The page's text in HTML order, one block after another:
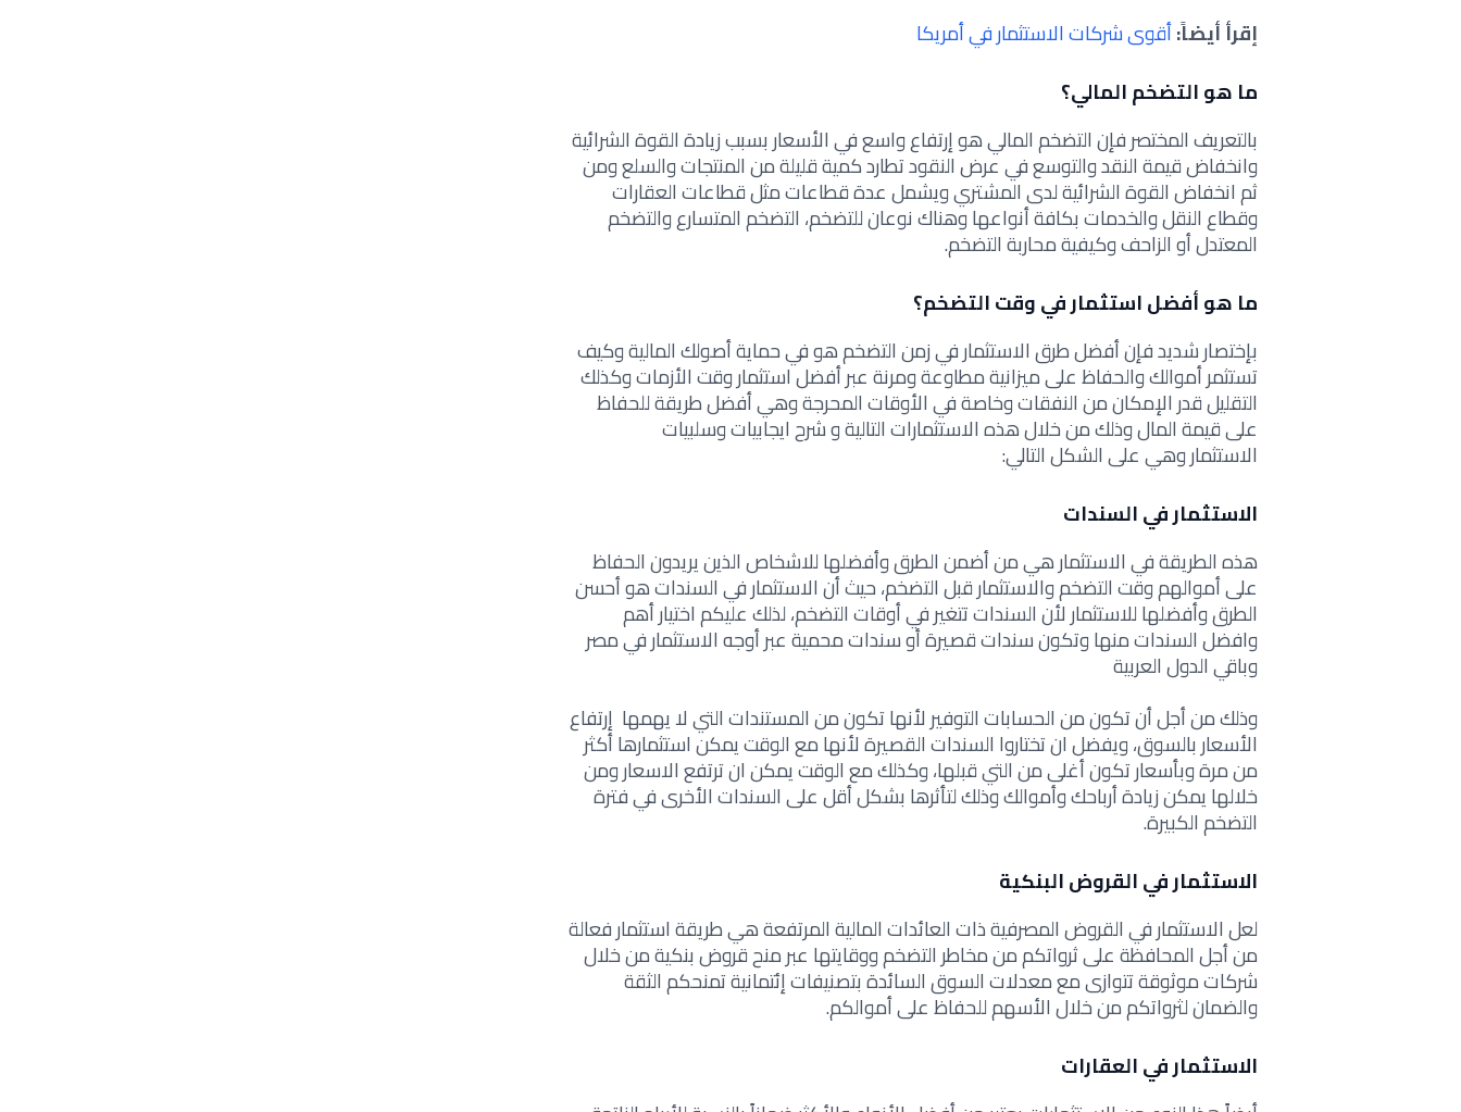
إقرأ أيضاً:أقوى شركات الاستثمار في أمريكا
ما هو التضخم المالي؟
بالتعريف المختصر فإن التضخم المالي هو إرتفاع واسع في الأسعار بسبب زيادة القوة الشرائية
وانخفاض قيمة النقد والتوسع في عرض النقود تطارد كمية قليلة من المنتجات والسلع ومن
ثم انخفاض القوة الشرائية لدى المشتري ويشمل عدة قطاعات مثل قطاعات العقارات
وقطاع النقل والخدمات بكافة أنواعها وهناك نوعان للتضخم، التضخم المتسارع والتضخم
المعتدل أو الزاحف وكيفية محاربة التضخم.
ما هو أفضل استثمار في وقت التضخم؟
بإختصار شديد فإن أفضل طرق الاستثمار في زمن التضخم هو في حماية أصولك المالية وكيف
تستثمر أموالكوالحفاظ على ميزانية مطاوعة ومرنة عبرأفضل استثمار وقت الأزماتوكذلك
التقليل قدر الإمكان من النفقات وخاصة في الأوقات المحرجة وهيأفضل طريقة للحفاظ
على قيمة المالوذلك من خلال هذه الاستثمارات التالية وشرحايجابيات وسلبيات
الاستثماروهي على الشكل التالي:
الاستثمار في السندات
هذه الطريقة في الاستثمار هي من أضمن الطرق وأفضلها للاشخاص الذين يريدون الحفاظ
على أموالهم وقت التضخم والاستثمار قبل التضخم، حيث أن الاستثمار في السندات هو أحسن
الطرق وأفضلها للاستثمار لأن السندات تتغير في أوقات التضخم، لذلك عليكم اختيار أهم
وافضل السندات منها وتكون سندات قصيرة أو سندات محمية عبرأوجه الاستثمار في مصر
وباقي الدول العربية
وذلك من أجل أن تكون من الحسابات التوفير لأنها تكون من المستندات التي لا يهمها إرتفاع
الأسعار بالسوق، ويفضل ان تختاروا السندات القصيرة لأنها مع الوقت يمكن استثمارها أكثر
من مرة وبأسعار تكون أغلى من التي قبلها، وكذلك مع الوقت يمكن ان ترتفع الاسعار ومن
خلالها يمكن زيادة أرباحك وأموالك وذلك لتأثرها بشكل أقل على السندات الأخرى في فترة
التضخم الكبيرة.
الاستثمار في القروض البنكية
لعل الاستثمار في القروض المصرفية ذات العائدات المالية المرتفعة هي طريقة استثمار فعالة
من أجل المحافظة على ثرواتكم من مخاطر التضخم ووقايتها عبر منح قروض بنكية من خلال
شركات موثوقة تتوازى مع معدلات السوق السائدة بتصنيفات إئتمانية تمنحكم الثقة
والضمان لثرواتكم من خلال الأسهم للحفاظ على أموالكم.
الاستثمار في العقارات